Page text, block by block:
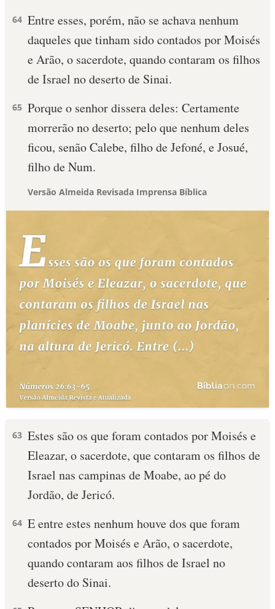
64 Entre esses, porém, não se achava nenhum
daqueles que tinham sido contados por Moisés
e Arão, o sacerdote, quando contaram os filhos
de Israel no deserto de Sinai.
65 Porque o senhor dissera deles: Certamente
morrerão no deserto; pelo que nenhum deles
ficou, senão Calebe, filho de Jefoné, e Josué,
filho de Num.
Versão Almeida Revisada Imprensa Bíblica
63 Estes são os que foram contados por Moisés e
Eleazar, o sacerdote, que contaram os filhos de
Israel nas campinas de Moabe, ao pé do
Jordão, de Jericó.
64 E entre estes nenhum houve dos que foram
contados por Moisés e Arão, o sacerdote,
quando contaram aos filhos de Israel no
deserto do Sinai.